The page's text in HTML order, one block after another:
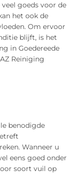
goeds voor de
het ook de
Om ervoor
blijft, is het
in Goedereede
Reiniging
benodigde
Wanneer u
eens goed onder
soort vuil op